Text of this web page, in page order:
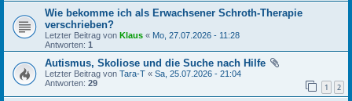
Wie bekomme ich als Erwachsener Schroth-Therapie
verschrieben?
Letzter Beitrag von Klaus « Mo, 27.07.2026 - 11:28
Antworten: 1
Autismus, Skoliose und die Suche nach Hilfe
Letzter Beitrag von Tara-T « Sa, 25.07.2026 - 21:04
Antworten: 29 1 2